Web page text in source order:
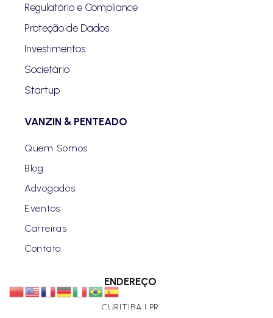
ENDEREÇO
CURITIBA | PR
Regulatório e Compliance
Proteção de Dados
Investimentos
Societário
Startup
VANZIN & PENTEADO
Quem Somos
Blog
Advogados
Eventos
Carreiras
Contato